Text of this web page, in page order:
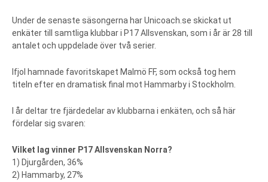
Under de senaste säsongerna har Unicoach.se skickat ut
enkäter till samtliga klubbar i P17 Allsvenskan, som i år är 28 till
antalet och uppdelade över två serier.
Ifjol hamnade favoritskapet Malmö FF, som också tog hem
titeln efter en dramatisk final mot Hammarby i Stockholm.
I år deltar tre fjärdedelar av klubbarna i enkäten, och så här
fördelar sig svaren:
Vilket lag vinner P17 Allsvenskan Norra?
1) Djurgården, 36%
2) Hammarby, 27%